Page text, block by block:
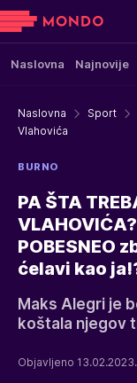
Naslovna Najnovije
Naslovna Sport
Vlahovića
BURNO
PA ŠTA
POBESNEO
ćelavi kao
Maks Alegri je
koštala njegov
Objavljeno